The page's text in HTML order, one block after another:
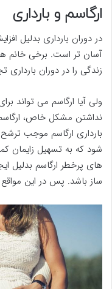
ارگاسم و بارداری
در دوران بارداری بدلیل
آسان تر است. برخی خانم
زندگی را در دوران بارداری
ولی آیا ارگاسم می تواند
نداشتن مشکل خاص،
بارداری ارگاسم موجب
شود که به تسهیل زایمان
های پرخطر ارگاسم بدلیل
ساز باشد. پس در این